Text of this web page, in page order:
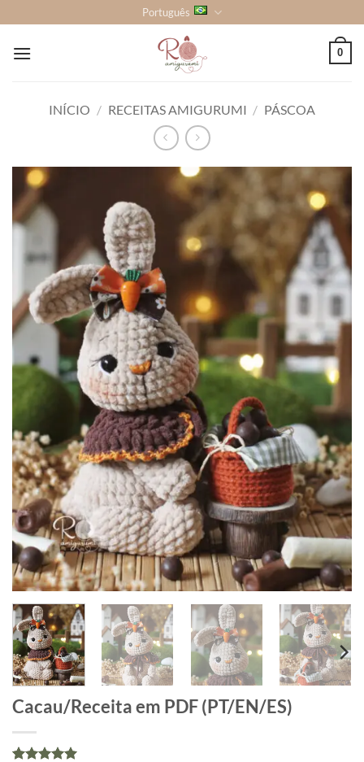
to
content
Português
0
INÍCIO / RECEITAS AMIGURUMI / PÁSCOA
Cacau/Receita em PDF (PT/EN/ES)